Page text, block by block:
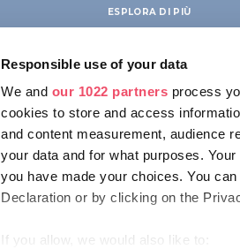
Responsible use of your data
We and our 1022 partners process
cookies to store and access
and content measurement, audience
your data and for what purposes.
you have made your choices. You
Declaration or by clicking on the
If you allow, we would also like to:
ESPLORA DI PIÙ
Alkotás utca 19